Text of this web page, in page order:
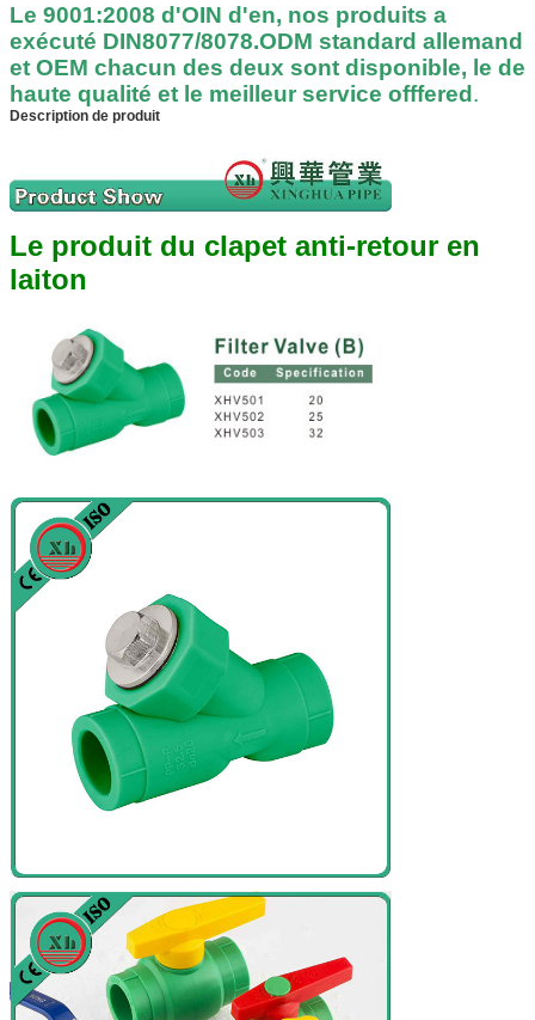
Le 9001:2008 d'OIN d'en, nos produits a
exécuté DIN8077/8078.ODM standard allemand
et OEM chacun des deux sont disponible, le de
haute qualité et le meilleur service offfered .
Description de produit
Le produit du clapet anti-retour en
laiton